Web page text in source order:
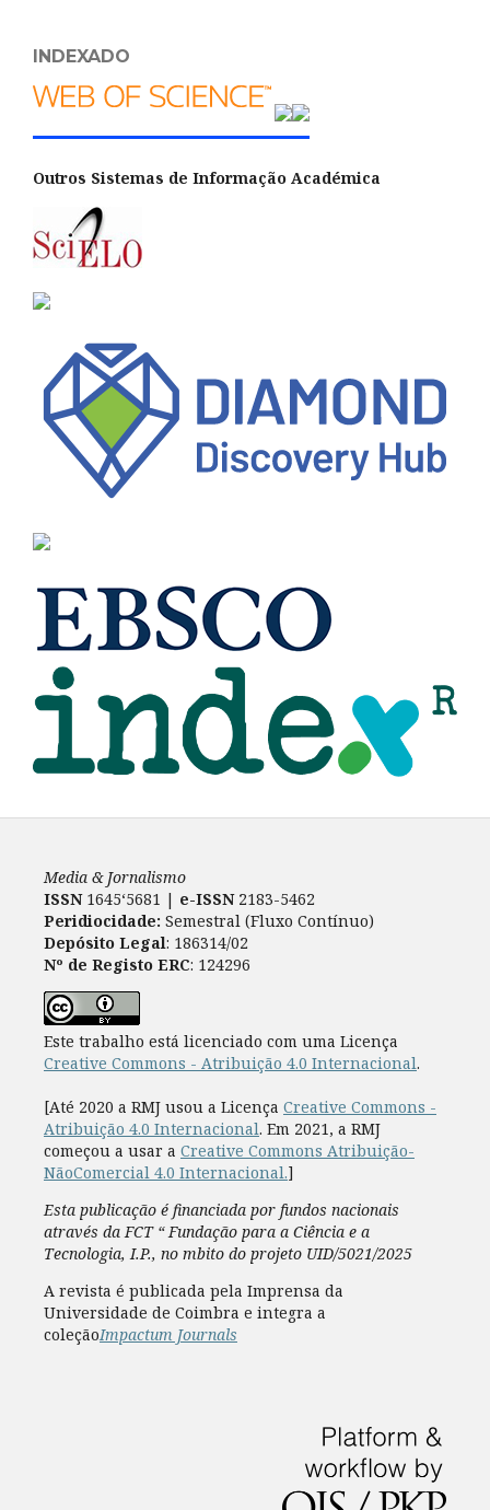
INDEXADO
Outros Sistemas de Informação Académica
Media & Jornalismo
ISSN 1645‘5681 | e-ISSN2183-5462
Peridiocidade: Semestral (Fluxo Contínuo)
Depósito Legal: 186314/02
Nº de Registo ERC: 124296
Este trabalho está licenciado com uma Licença
Creative Commons - Atribuição 4.0 Internacional.
[Até 2020 a RMJ usou a Licença Creative Commons -
Atribuição 4.0 Internacional. Em 2021, a RMJ
começou a usar a Creative Commons Atribuição-
NãoComercial 4.0 Internacional.]
Esta publicação é financiada por fundos nacionais
através da FCT “ Fundação para a Ciência e a
Tecnologia, I.P., no mbito do projeto UID/5021/2025
A revista é publicada pela Imprensa da
Universidade de Coimbra e integra a
coleçãoImpactum Journals